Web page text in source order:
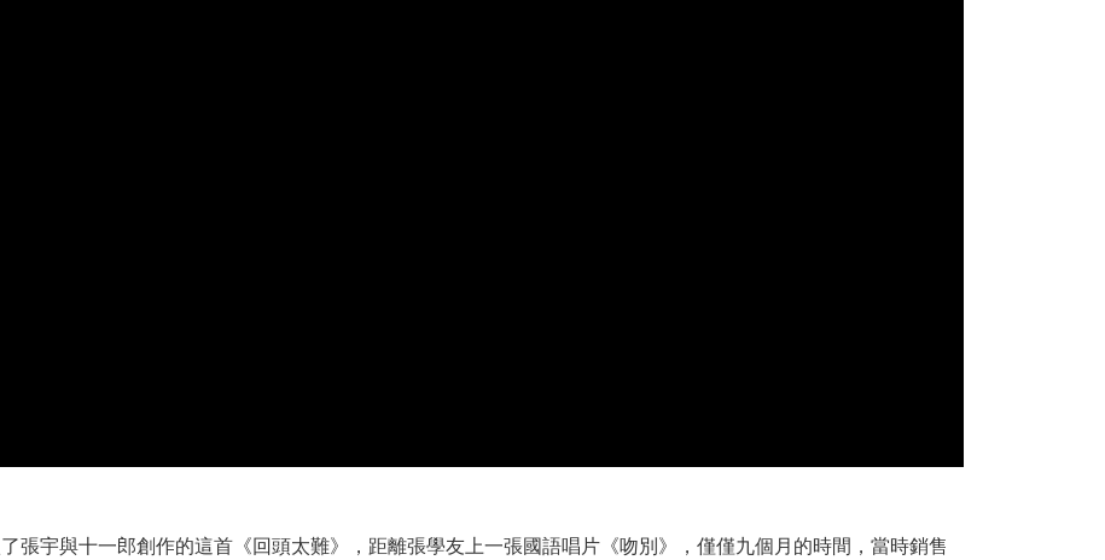
張宇與十一郎創作的這首《回頭太難》，距離張學友上一張國語唱片《吻別》，僅僅九個月的時間，當時銷售